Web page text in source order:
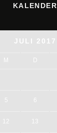
KALENDER
JULI 2017
M D
5 6
12 13